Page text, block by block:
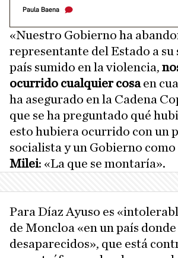
Paula Baena
«Nuestro Gobierno ha
representante del Estado a su
país sumido en la violencia,
ocurrido cualquier cosaen
ha asegurado en la Cadena
que se ha preguntado qué
esto hubiera ocurrido con un
socialista y un Gobierno como
Milei: «La que se montaría».
Para Díaz Ayuso es
de Moncloa «en un país
desaparecidos», que está